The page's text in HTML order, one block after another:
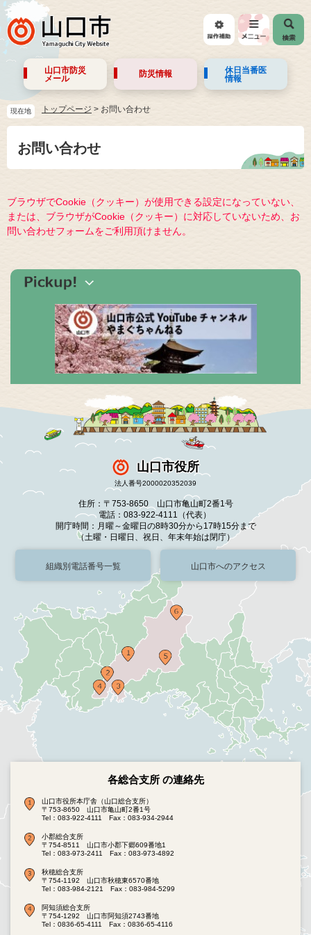
山口市防災
メール
防災情報
休日当番医
情報
現在地 トップページ > お問い合わせ
お問い合わせ
ブラウザでCookie（クッキー）が使用できる設定になっていない、
または、ブラウザがCookie（クッキー）に対応していないため、お
問い合わせフォームをご利用頂けません。
山口市役所
法人番号2000020352039
住所：〒753-8650 山口市亀山町2番1号
電話：083-922-4111（代表）
開庁時間：月曜～金曜日の8時30分から17時15分まで
（土曜・日曜日、祝日、年末年始は閉庁）
組織別電話番号一覧 山口市へのアクセス
各総合支所 の連絡先
山口市役所本庁舎（山口総合支所）
〒753-8650 山口市亀山町2番1号
Tel：083-922-4111
Fax：083-934-2944
小郡総合支所
〒754-8511 山口市小郡下郷609番地1
Tel：083-973-2411
Fax：083-973-4892
秋穂総合支所
〒754-1192 山口市秋穂東6570番地
Tel：083-984-2121
Fax：083-984-5299
阿知須総合支所
〒754-1292 山口市阿知須2743番地
Tel：0836-65-4111
Fax：0836-65-4116